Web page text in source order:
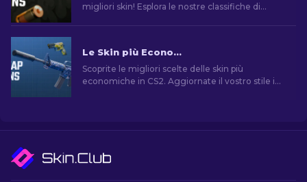
migliori skin! Esplora le nostre classifiche di
Le Skin più Economiche in CS2 [2026]
Scoprite le migliori scelte delle skin più
economiche in CS2. Aggiornate il vostro stile in